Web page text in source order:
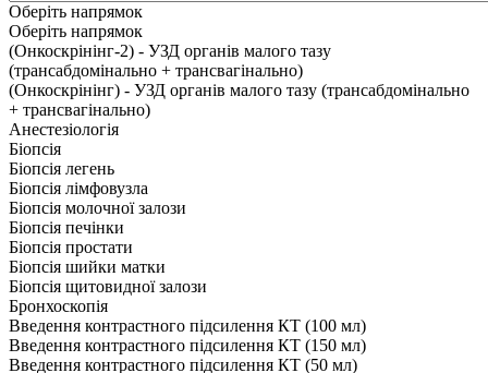
Оберіть напрямок
Оберіть напрямок
(Онкоскрінінг-2) - УЗД органів малого тазу
(трансабдомінально + трансвагінально)
(Онкоскрінінг) - УЗД органів малого тазу (трансабдомінально
+ трансвагінально)
Анестезіологія
Біопсія
Біопсія легень
Біопсія лімфовузла
Біопсія молочної залози
Біопсія печінки
Біопсія простати
Біопсія шийки матки
Біопсія щитовидної залози
Бронхоскопія
Введення контрастного підсилення КТ (100 мл)
Введення контрастного підсилення КТ (150 мл)
Введення контрастного підсилення КТ (50 мл)